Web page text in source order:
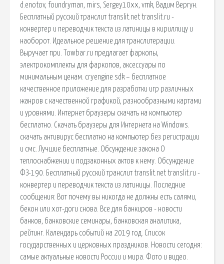
d.enotov, foundryman, mirs, Sergey10xx, vmk, Вадим Вергун.
Бесплатный русский транслит translit.net translit.ru -
конвертер и переводчик текста из латиницы в кириллицу и
наоборот. Идеальное решение для транслитерации.
Выручает при. Towbar.ru предлагает фаркопы,
электрокомплекты для фаркопов, аксессуары по
минимальным ценам. cryengine sdk – бесплатное
качественное приложение для разработки игр различных
жанров с качественной графикой, разнообразными картами
и уровнями. Интернет браузеры скачать на компьютер
бесплатно. Скачать браузеры для Интернета на Windows.
cкачать антивирус бесплатно на компьютер без регистрации
и смс. Лучшие бесплатные. Обсуждение закона О
теплоснабжении и подзаконных актов к нему. Обсуждение
ФЗ-190. Бесплатный русский транслит translit.net translit.ru -
конвертер и переводчик текста из латиницы. Последние
сообщения: Вот почему вы никогда не должны есть салями,
бекон или хот-доги снова. Все для банкиров - новости
банков, банковские семинары, банковская аналитика,
рейтинг. Календарь событий на 2019 год. Список
государственных и церковных праздников. Новости сегодня:
самые актуальные новости России и мира. Фото и видео.